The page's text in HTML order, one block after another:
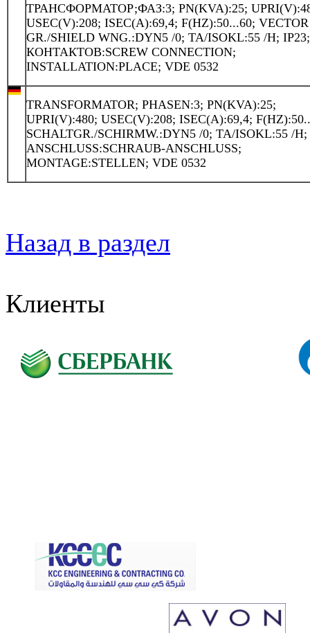
ТРАНСФОРМАТОР;ФАЗ:3; PN(KVA):25;
USEC(V):208; ISEC(A):69,4; F(HZ):50...60; VECTOR
GR./SHIELD WNG.:DYN5 /0; TA/ISOKL:55 /H;
КОНТАКТОВ:SCREW CONNECTION;
INSTALLATION:PLACE; VDE 0532
TRANSFORMATOR; PHASEN:3; PN(KVA):25;
UPRI(V):480; USEC(V):208; ISEC(A):69,4;
SCHALTGR./SCHIRMW.:DYN5 /0; TA/ISOKL:55 /H;
ANSCHLUSS:SCHRAUB-ANSCHLUSS;
MONTAGE:STELLEN; VDE 0532
Назад в раздел
Клиенты